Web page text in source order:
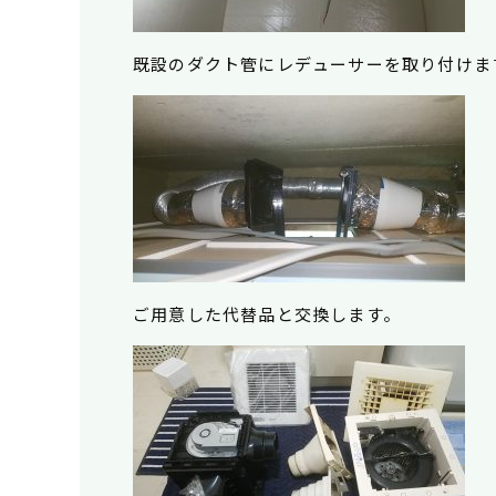
既設のダクト管にレデューサーを取り付けま
ご用意した代替品と交換します。